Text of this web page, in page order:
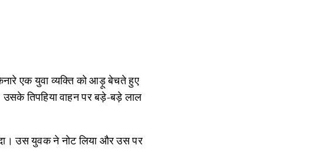
एक युवा व्यक्ति को आड़ू बेचते हुए
तिपहिया वाहन पर बड़े-बड़े लाल
उस युवक ने नोट लिया और उस पर